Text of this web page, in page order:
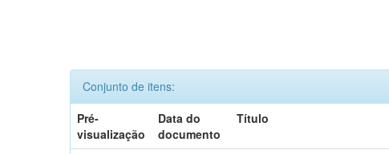
Conjunto de itens:
Pré-
visualização
Data do
documento
Título